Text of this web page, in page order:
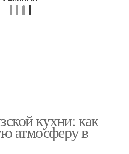
кухни: как
атмосферу в